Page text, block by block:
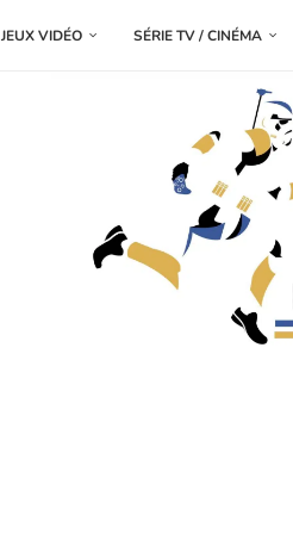
JEUX VIDÉO SÉRIE TV / CINÉMA